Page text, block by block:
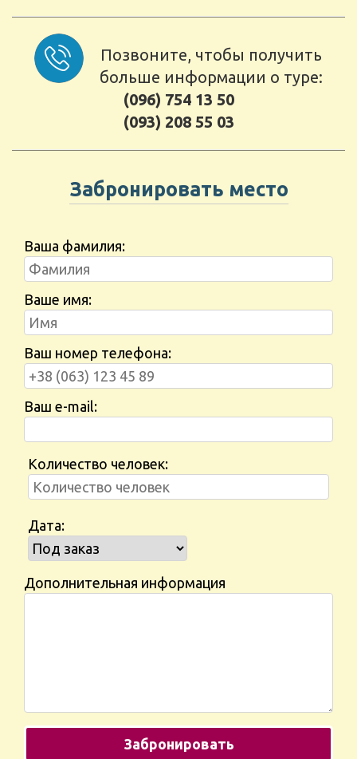
Позвоните, чтобы получить
больше информации о туре:
(096) 754 13 50
(093) 208 55 03
Забронировать место
Ваша фамилия:
Ваше имя:
Ваш номер телефона:
Ваш e-mail:
Количество человек:
Дата:
Дополнительная информация